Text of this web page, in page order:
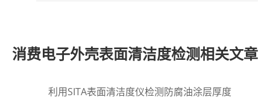
消费电子外壳表面清洁度检测相关文章
利用SITA表面清洁度仪检测防腐油涂层厚度